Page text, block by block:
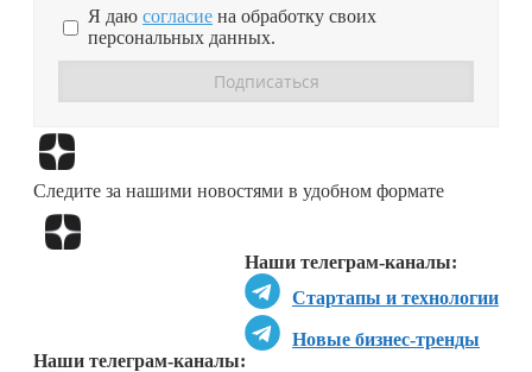
Я даю согласие на обработку своих
персональных данных.
Следите за нашими новостями в удобном формате
Наши телеграм-каналы:
Стартапы и технологии
Новые бизнес-тренды
Наши телеграм-каналы: